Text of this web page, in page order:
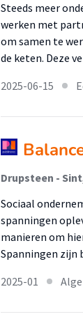
Steeds meer
werken met
om samen te
de keten. Deze
2025-06-15
Sociaal
spanningen
manieren om
Spanningen
2025-01